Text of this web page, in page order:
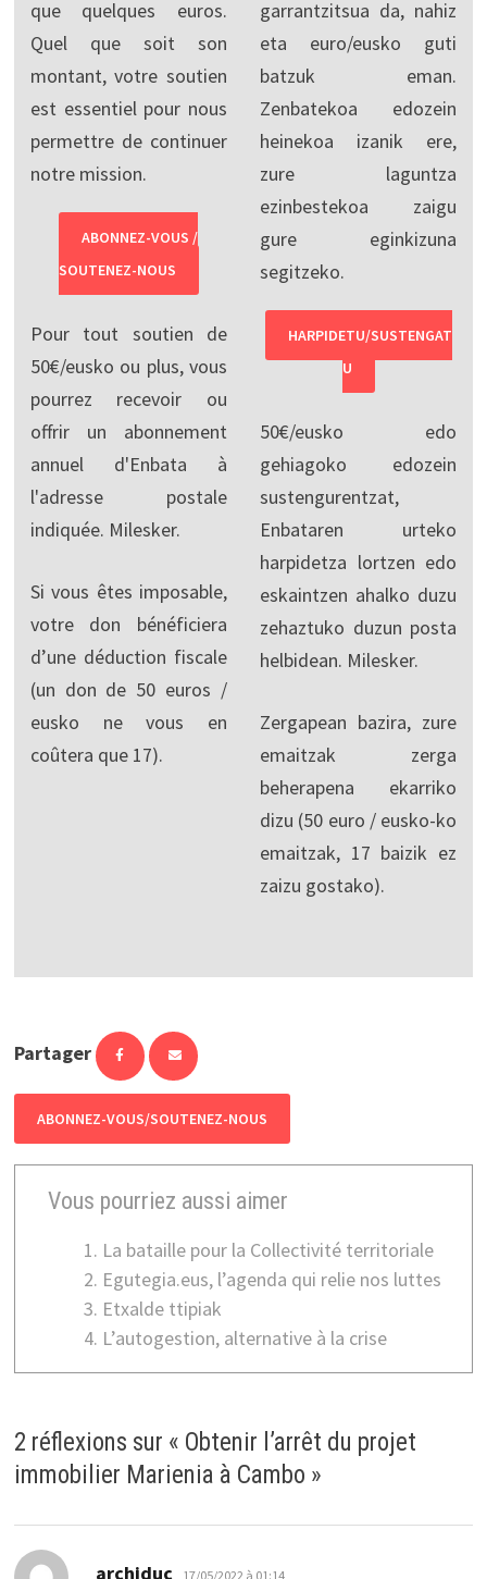
que quelques euros.
Quel que soit son
montant, votre soutien
est essentiel pour nous
permettre de continuer
notre mission.
ABONNEZ-VOUS /
SOUTENEZ-NOUS
Pour tout soutien de
50€/eusko ou plus, vous
pourrez recevoir ou
offrir un abonnement
annuel d'Enbata à
l'adresse postale
indiquée. Milesker.
Si vous êtes imposable,
votre don bénéficiera
d’une déduction fiscale
(un don de 50 euros /
eusko ne vous en
coûtera que 17).
garrantzitsua da, nahiz
eta euro/eusko guti
batzuk eman.
Zenbatekoa edozein
heinekoa izanik ere,
zure laguntza
ezinbestekoa zaigu
gure eginkizuna
segitzeko.
HARPIDETU/SUSTENGAT
U
50€/eusko edo
gehiagoko edozein
sustengurentzat,
Enbataren urteko
harpidetza lortzen edo
eskaintzen ahalko duzu
zehaztuko duzun posta
helbidean. Milesker.
Zergapean bazira, zure
emaitzak zerga
beherapena ekarriko
dizu (50 euro / eusko-ko
emaitzak, 17 baizik ez
zaizu gostako).
Partager
ABONNEZ-VOUS/SOUTENEZ-NOUS
Vous pourriez aussi aimer
La bataille pour la Collectivité territoriale
Egutegia.eus, l’agenda qui relie nos luttes
Etxalde ttipiak
L’autogestion, alternative à la crise
2 réflexions sur « Obtenir l’arrêt du projet
immobilier Marienia à Cambo »
archiduc dit :
17/05/2022 à 01:14